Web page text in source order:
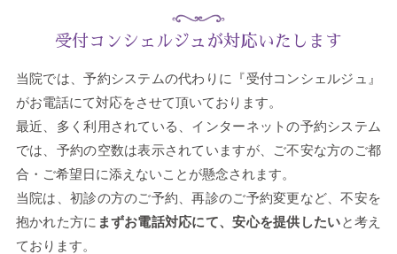
受付コンシェルジュが対応いたします
当院では、予約システムの代わりに『受付コンシェルジュ』
がお電話にて対応をさせて頂いております。
最近、多く利用されている、インターネットの予約システム
では、予約の空数は表示されていますが、ご不安な方のご都
合・ご希望日に添えないことが懸念されます。
当院は、初診の方のご予約、再診のご予約変更など、不安を
抱かれた方に まずお電話対応にて、安心を提供したいと考え
ております。